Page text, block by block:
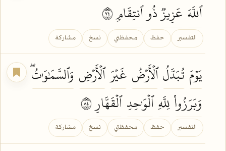
ٱللَّهَ عَزِيزٞذُوٱنتِقَامٖ٤٧
التفسير حفظ محفظتي نسخ مشاركة
يَوۡمَ تُبَدَّلُٱلۡأَرۡضُ غَيۡرَٱلۡأَرۡضِ وَٱلسَّمَٰوَٰتُۖ
وَبَرَزُواْلِلَّهِٱلۡوَٰحِدِ ٱلۡقَهَّارِ
التفسير حفظ محفظتي نسخ مشاركة